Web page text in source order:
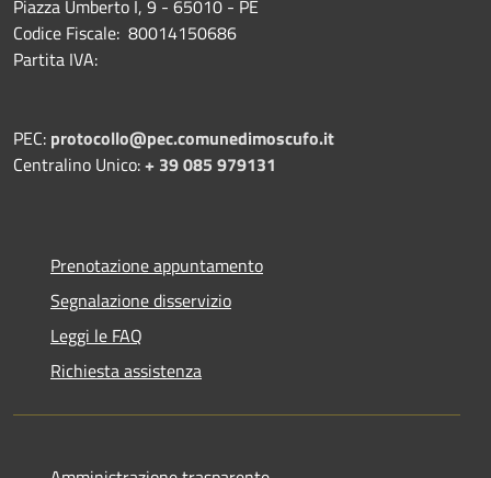
Piazza Umberto I, 9 - 65010 - PE
Codice Fiscale: 80014150686
Partita IVA:
PEC: protocollo@pec.comunedimoscufo.it
Centralino Unico:+ 39 085 979131
Prenotazione appuntamento
Segnalazione disservizio
Leggi le FAQ
Richiesta assistenza